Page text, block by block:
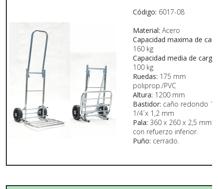
Código: 6017-08
Material: Acero
Capacidad maxima de
160 kg
Capacidad media de carga:
100 kg
Ruedas: 175 mm
poliprop./PVC
Altura: 1200 mm
Bastidor: caño redondo 1
1/4´x 1,2 mm
Pala: 360 x 260 x 2,5 mm
con refuerzo inferior.
Puño: cerrado.